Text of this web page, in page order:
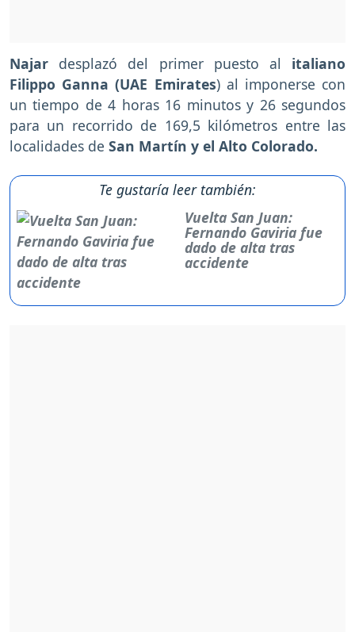
Najar desplazó del primer puesto al italiano
Filippo Ganna (UAE Emirates) al imponerse con
un tiempo de 4 horas 16 minutos y 26 segundos
para un recorrido de 169,5 kilómetros entre las
localidades de San Martín y el Alto Colorado.
Te gustaría leer también:
Vuelta San Juan:
Fernando Gaviria fue
dado de alta tras
accidente